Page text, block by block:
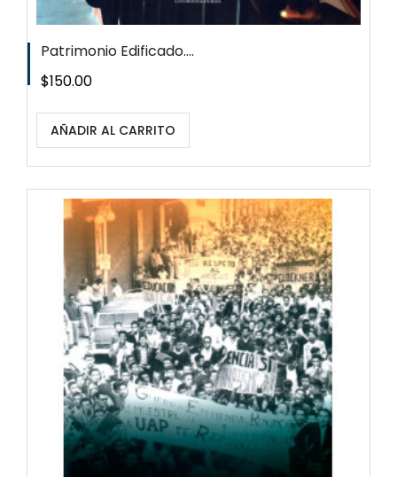
Patrimonio Edificado....
Precio
$150.00
AÑADIR AL CARRITO